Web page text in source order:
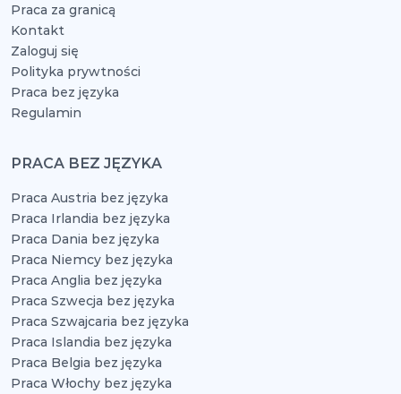
Praca za granicą
Kontakt
Zaloguj się
Polityka prywtności
Praca bez języka
Regulamin
PRACA BEZ JĘZYKA
Praca Austria bez języka
Praca Irlandia bez języka
Praca Dania bez języka
Praca Niemcy bez języka
Praca Anglia bez języka
Praca Szwecja bez języka
Praca Szwajcaria bez języka
Praca Islandia bez języka
Praca Belgia bez języka
Praca Włochy bez języka